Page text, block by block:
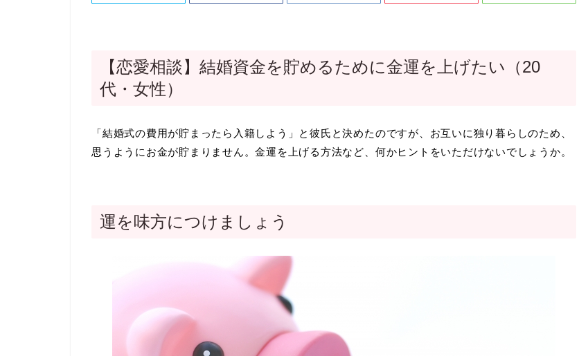
【恋愛相談】結婚資金を貯めるために金運を上げたい（20
代・女性）
「結婚式の費用が貯まったら入籍しよう」と彼氏と決めたのですが、お互いに独り暮らしのため、
思うようにお金が貯まりません。金運を上げる方法など、何かヒントをいただけないでしょうか。
運を味方につけましょう